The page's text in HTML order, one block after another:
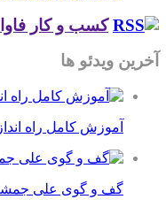
کسب و کار فاوا
آخرین ویدئو ها
آموزش کامل راه
گف و گوی علی